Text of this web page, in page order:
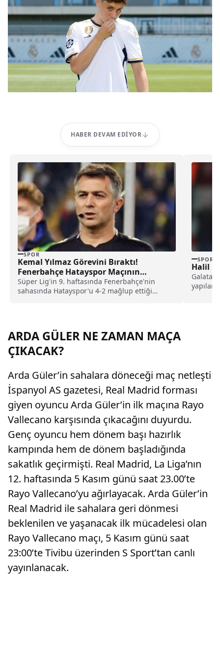
HABER DEVAM EDIYOR
SPOR
Kemal Yılmaz Görevini Bıraktı!
Fenerbahçe Hatayspor Maçının
Yardımcı Hakemiydi
Süper Lig'in 9. haftasında Fenerbahçe'nin
sahasında Hatayspor'u 4-2 mağlup ettiği
SPOR
Halil
ARDA GÜLER NE ZAMAN MAÇA
ÇIKACAK?
Arda Güler’in sahalara döneceği maç netleşti
İspanyol AS gazetesi, Real Madrid forması
giyen oyuncu Arda Güler’in ilk maçına Rayo
Vallecano karşısında çıkacağını duyurdu.
Genç oyuncu hem dönem başı hazırlık
kampında hem de dönem başladığında
sakatlık geçirmişti. Real Madrid, La Liga’nın
12. haftasında 5 Kasım günü saat 23.00’te
Rayo Vallecano’yu ağırlayacak. Arda Güler’in
Real Madrid ile sahalara geri dönmesi
beklenilen ve yaşanacak ilk mücadelesi olan
Rayo Vallecano maçı, 5 Kasım günü saat
23:00’te Tivibu üzerinden S Sport’tan canlı
yayınlanacak.